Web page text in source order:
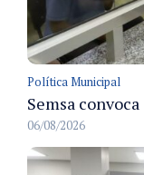
Política Municipal
06/08/2026